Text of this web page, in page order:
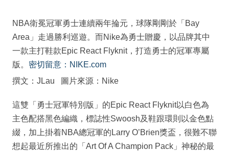
NBA衛冕冠軍勇士連續兩年掄元，球隊剛剛於「Bay
Area」走過勝利巡遊。而Nike為勇士贈慶，以品牌其中
一款主打鞋款Epic React Flyknit，打造勇士的冠軍專屬
版。 密切留意：NIKE.com
撰文：JLau 圖片來源：Nike
這雙「勇士冠軍特別版」的Epic React Flyknit以白色為
主色配搭黑色編織，標誌性Swoosh及鞋跟環則以金色點
綴，加上掛着NBA總冠軍的Larry O’Brien獎盃，很難不聯
想起最近所推出的「Art Of A Champion Pack」神秘的最